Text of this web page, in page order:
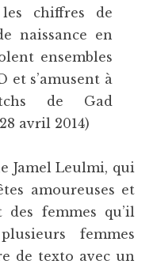
chiffres de
naissance en
ensembles
et s’amusent à
de Gad
avril 2014)
Jamel Leulmi, qui
amoureuses et
femmes qu’il
femmes
de texto avec un